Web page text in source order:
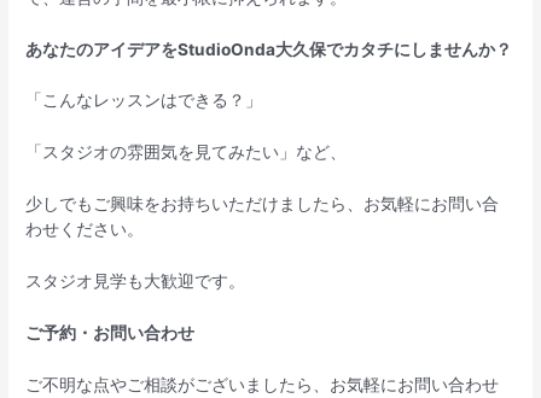
あなたのアイデアをStudioOnda大久保でカタチにしませんか？
「こんなレッスンはできる？」
「スタジオの雰囲気を見てみたい」など、
少しでもご興味をお持ちいただけましたら、お気軽にお問い合
わせください。
スタジオ見学も大歓迎です。
ご予約・お問い合わせ
ご不明な点やご相談がございましたら、お気軽にお問い合わせ